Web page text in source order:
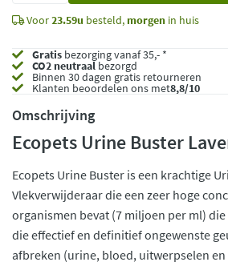
Voor23.59u besteld, morgen in huis
Gratis bezorging vanaf 35,- *
CO2 neutraalbezorgd
Binnen 30 dagen gratis retourneren
Klanten beoordelen ons met8,8/10
Omschrijving
Ecopets Urine Buster
Ecopets Urine Buster is een krachtige
Vlekverwijderaar die een zeer hoge
organismen bevat (7 miljoen per ml)
die effectief en definitief ongewenste
afbreken (urine, bloed, uitwerpselen en